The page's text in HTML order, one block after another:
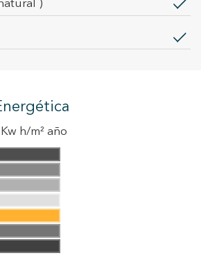
)
h/m² año